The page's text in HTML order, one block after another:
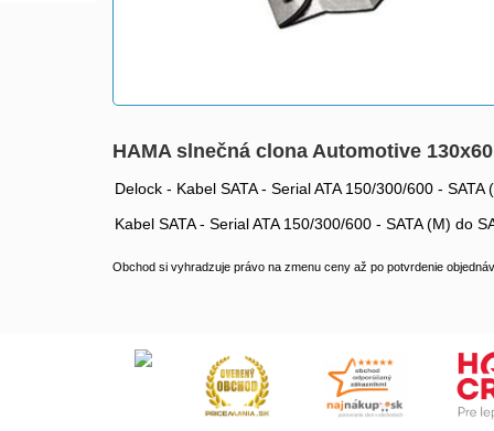
HAMA slnečná clona Automotive
Delock - Kabel SATA - Serial ATA 150/300/600 -
Kabel SATA - Serial ATA 150/300/600 - SATA (M) do
Obchod si vyhradzuje právo na zmenu ceny až po potvrdenie